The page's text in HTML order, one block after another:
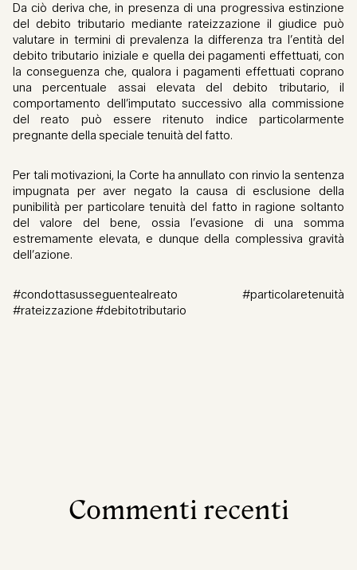
Da ciò deriva che, in presenza di una progressiva estinzione
del debito tributario mediante rateizzazione il giudice può
valutare in termini di prevalenza la differenza tra l’entità del
debito tributario iniziale e quella dei pagamenti effettuati, con
la conseguenza che, qualora i pagamenti effettuati coprano
una percentuale assai elevata del debito tributario, il
comportamento dell’imputato successivo alla commissione
del reato può essere ritenuto indice particolarmente
pregnante della speciale tenuità del fatto.
Per tali motivazioni, la Corte ha annullato con rinvio la sentenza
impugnata per aver negato la causa di esclusione della
punibilità per particolare tenuità del fatto in ragione soltanto
del valore del bene, ossia l’evasione di una somma
estremamente elevata, e dunque della complessiva gravità
dell’azione.
#condottasusseguentealreato #particolaretenuità
#rateizzazione #debitotributario
Commenti recenti